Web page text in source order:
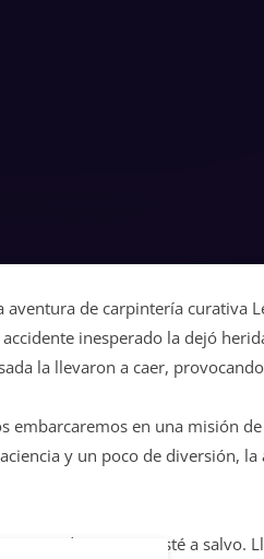
aventura de carpintería
inesperado la dejó
la llevaron a caer,
embarcaremos en una misión
y un poco de diversión,
de que Leia esté a